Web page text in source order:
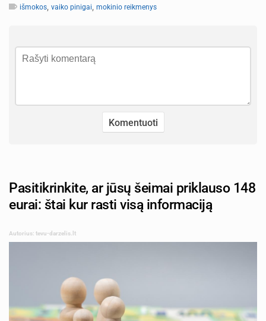
išmokos, vaiko pinigai, mokinio reikmenys
Pasitikrinkite, ar jūsų šeimai priklauso 148
eurai: štai kur rasti visą informaciją
Autorius: tevu-darzelis.lt